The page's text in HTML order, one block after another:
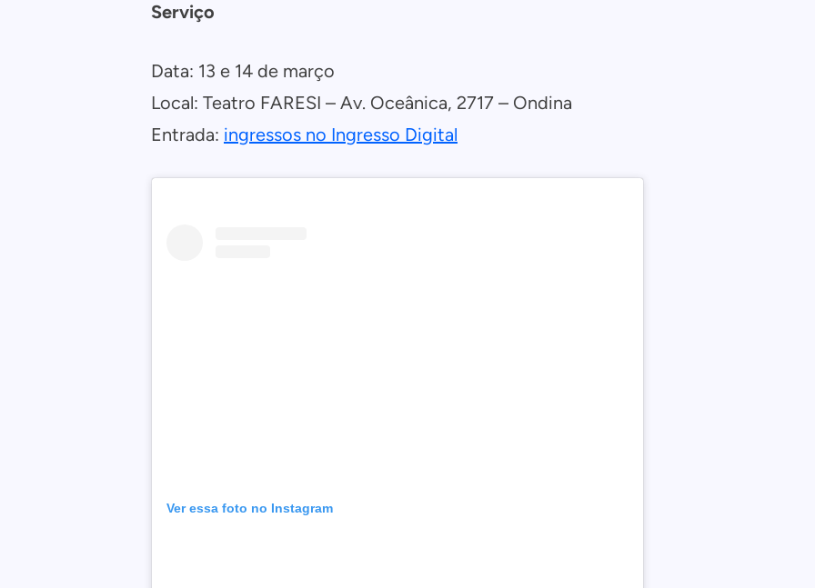
Serviço
Data: 13 e 14 de março
Local: Teatro FARESI – Av. Oceânica, 2717 – Ondina
Entrada: ingressos no Ingresso Digital
Ver essa foto no Instagram